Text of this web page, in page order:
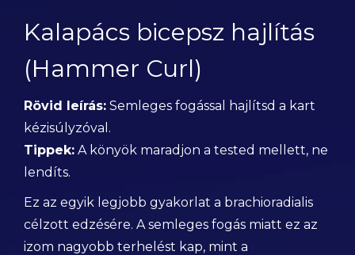
Kalapács bicepsz hajlítás
(Hammer Curl)
Rövid leírás: Semleges fogással hajlítsd a kart
kézisúlyzóval.
Tippek: A könyök maradjon a tested mellett, ne
lendíts.
Ez az egyik legjobb gyakorlat a brachioradialis
célzott edzésére. A semleges fogás miatt ez az
izom nagyobb terhelést kap, mint a